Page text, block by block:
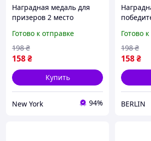
Наградная медаль для
призеров 2 место
соревнований конкурсов
и мероприятий диаметр
6,5 см newyork
Готово к отправке
158₴
198 ₴
Купить
New York 94%
диаметр
Готово
158₴
198 ₴
BERLIN